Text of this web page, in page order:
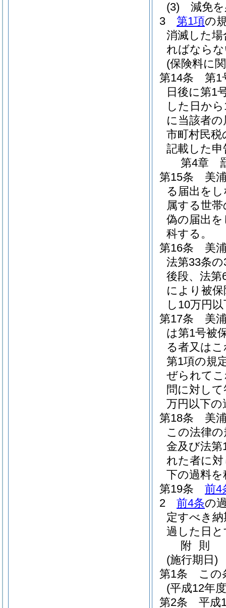
(3)
減免
3
第1項の
消滅した
ればなら
(保険料に
第14条
第1
日後に第1
した日か
に当該者
市町村民
記載した
第4章
第15条
美
る届出を
属する世
偽の届出
科する。
第16条
美
法第33条
後段、法第
により被
し10万円
第17条
美
は第1号被
る者又は
第1項の規
ぜられて
問に対し
万円以下
第18条
美
この法律
金及び法第
れた者に
下の過料
第19条
前4
2
前4条の
定すべき
過した日
附 則
(施行期日)
第1条
この
(平成12年
第2条
平成